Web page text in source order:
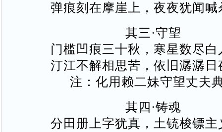
弹痕刻在摩崖上，夜夜犹闻喊
其三·守望
门槛凹痕三十秋，寒星数尽白
汀江不解相思苦，依旧潺潺日
注：化用赖二妹守望丈夫
其四·铸魂
分田册上字犹真，土铳梭镖主